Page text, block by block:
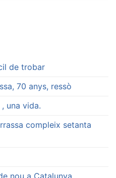
de trobar
70 anys, ressò
una vida.
compleix setanta